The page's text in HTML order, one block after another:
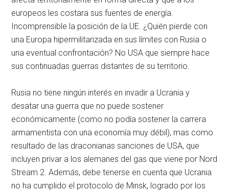
europeos les costara sus fuentes de energía.
Incomprensible la posición de la UE. ¿Quién pierde con
una Europa hipermilitarizada en sus límites con Rusia o
una eventual confrontación? No USA que siempre hace
sus continuadas guerras distantes de su territorio.
Rusia no tiene ningún interés en invadir a Ucrania y
desatar una guerra que no puede sostener
económicamente (como no podía sostener la carrera
armamentista con una economía muy débil), mas como
resultado de las draconianas sanciones de USA, que
incluyen privar a los alemanes del gas que viene por Nord
Stream 2. Además, debe tenerse en cuenta que Ucrania
no ha cumplido el protocolo de Minsk, logrado por los